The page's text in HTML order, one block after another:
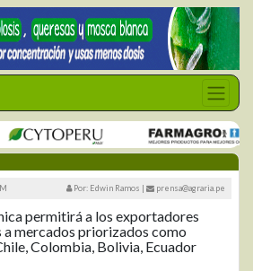
Por: Edwin Ramos | prensa@agraria.pe
permitirá a los exportadores
mercados priorizados como
Colombia, Bolivia, Ecuador